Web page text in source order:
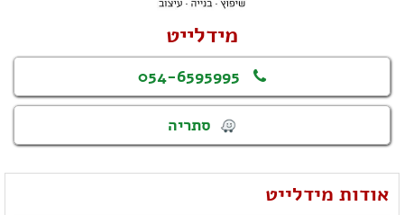
מידלייט
054-6595995
סתריה
אודות מידלייט